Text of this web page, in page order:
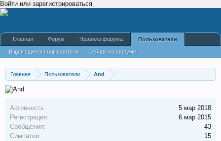
Войти или зарегистрироваться
Главная Пользователи And
Активность:
5 мар 2018
Регистрация:
6 мар 2015
Сообщения:
43
Симпатии:
15
Главная Форум Правила форума Пользователи
Выдающиеся пользователи Сейчас на форуме